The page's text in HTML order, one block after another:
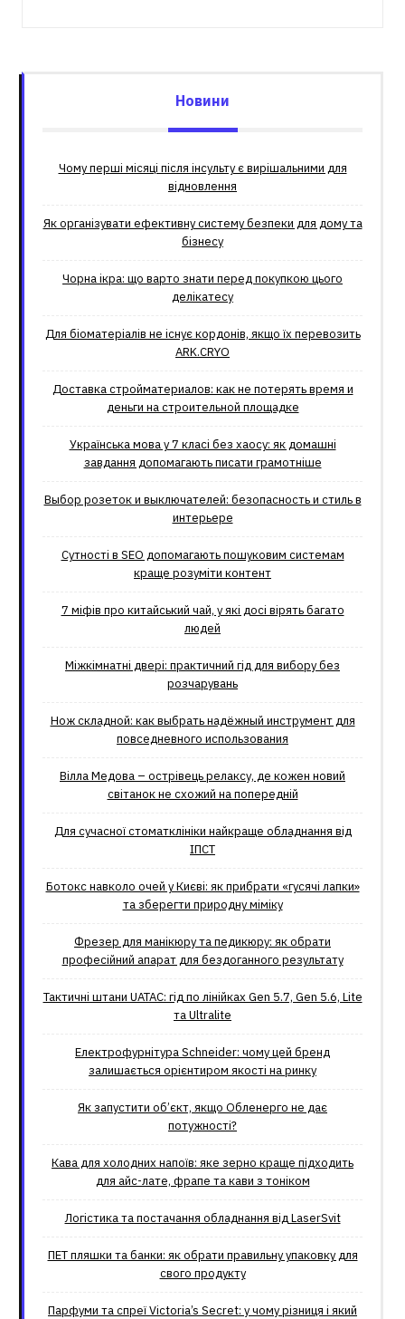
Новини
Чому перші місяці після інсульту є вирішальними для
відновлення
Як організувати ефективну систему безпеки для дому та
бізнесу
Чорна ікра: що варто знати перед покупкою цього
делікатесу
Для біоматеріалів не існує кордонів, якщо їх перевозить
ARK.CRYO
Доставка стройматериалов: как не потерять время и
деньги на строительной площадке
Українська мова у 7 класі без хаосу: як домашні
завдання допомагають писати грамотніше
Выбор розеток и выключателей: безопасность и стиль в
интерьере
Сутності в SEO допомагають пошуковим системам
краще розуміти контент
7 міфів про китайський чай, у які досі вірять багато
людей
Міжкімнатні двері: практичний гід для вибору без
розчарувань
Нож складной: как выбрать надёжный инструмент для
повседневного использования
Вілла Медова – острівець релаксу, де кожен новий
світанок не схожий на попередній
Для сучасної стоматклініки найкраще обладнання від
ІПСТ
Ботокс навколо очей у Києві: як прибрати «гусячі лапки»
та зберегти природну міміку
Фрезер для манікюру та педикюру: як обрати
професійний апарат для бездоганного результату
Тактичні штани UATAC: гід по лінійках Gen 5.7, Gen 5.6, Lite
та Ultralite
Електрофурнітура Schneider: чому цей бренд
залишається орієнтиром якості на ринку
Як запустити об’єкт, якщо Обленерго не дає
потужності?
Кава для холодних напоїв: яке зерно краще підходить
для айс-лате, фрапе та кави з тоніком
Логістика та постачання обладнання від LaserSvit
ПЕТ пляшки та банки: як обрати правильну упаковку для
свого продукту
Парфуми та спреї Victoria’s Secret: у чому різниця і який